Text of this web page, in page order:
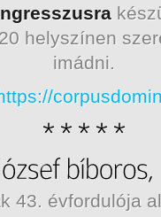
helyszínen
imádni.
43. évfordulója